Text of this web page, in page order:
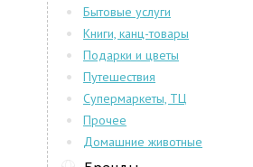
Бытовые услуги
Книги, канц-товары
Подарки и цветы
Путешествия
Супермаркеты, ТЦ
Прочее
Домашние животные